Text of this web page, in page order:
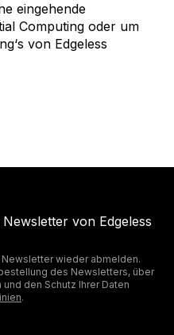
eingehende
Computing oder um
von Edgeless
von Edgeless
wieder abmelden.
des Newsletters, über
den Schutz Ihrer Daten
.